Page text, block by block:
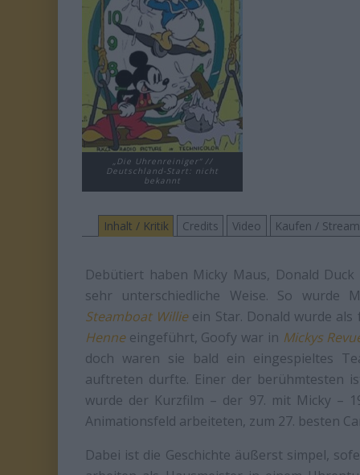
„Die Uhrenreiniger“ //
Deutschland-Start: nicht
bekannt
Inhalt / Kritik Credits Video Kaufen /
Debütiert haben Micky Maus, Donald
sehr unterschiedliche Weise. So wurde
Steamboat Willieein Star. Donald wurde
Henneeingeführt, Goofy war in Mickys
doch waren sie bald ein eingespieltes
auftreten durfte. Einer der berühmtesten
wurde der Kurzfilm – der 97. mit Micky –
Animationsfeld arbeiteten, zum 27. besten
Dabei ist die Geschichte äußerst simpel,